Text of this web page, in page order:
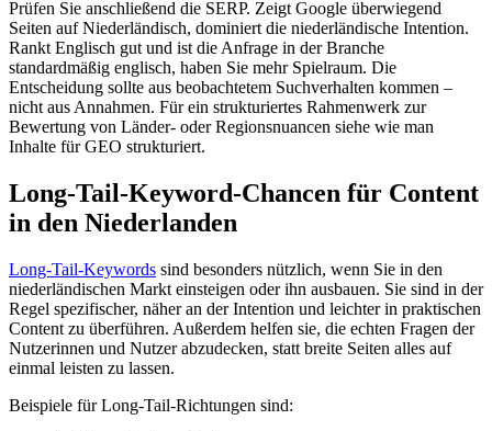
Prüfen Sie anschließend die SERP. Zeigt Google überwiegend
Seiten auf Niederländisch, dominiert die niederländische Intention.
Rankt Englisch gut und ist die Anfrage in der Branche
standardmäßig englisch, haben Sie mehr Spielraum. Die
Entscheidung sollte aus beobachtetem Suchverhalten kommen –
nicht aus Annahmen. Für ein strukturiertes Rahmenwerk zur
Bewertung von Länder- oder Regionsnuancen siehe wie man
Inhalte für GEO strukturiert.
Long-Tail-Keyword-Chancen für Content
in den Niederlanden
Long-Tail-Keywords sind besonders nützlich, wenn Sie in den
niederländischen Markt einsteigen oder ihn ausbauen. Sie sind in der
Regel spezifischer, näher an der Intention und leichter in praktischen
Content zu überführen. Außerdem helfen sie, die echten Fragen der
Nutzerinnen und Nutzer abzudecken, statt breite Seiten alles auf
einmal leisten zu lassen.
Beispiele für Long-Tail-Richtungen sind: